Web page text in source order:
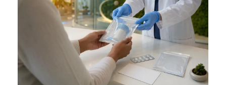
Occitan
العربية المغربية
Монгол
ພາສາລາວ